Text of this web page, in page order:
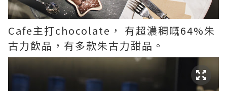
Cafe主打chocolate， 有超濃稠嘅64%朱
古力飲品，有多款朱古力甜品。